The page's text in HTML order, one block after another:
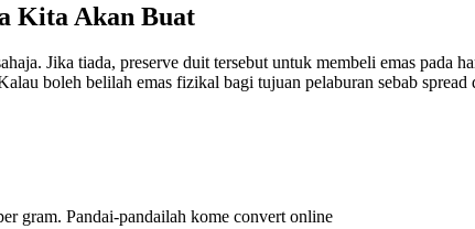
Kita Akan Buat
Jika tiada, preserve duit tersebut untuk membeli emas
boleh belilah emas fizikal bagi tujuan pelaburan sebab
gram. Pandai-pandailah kome convert online